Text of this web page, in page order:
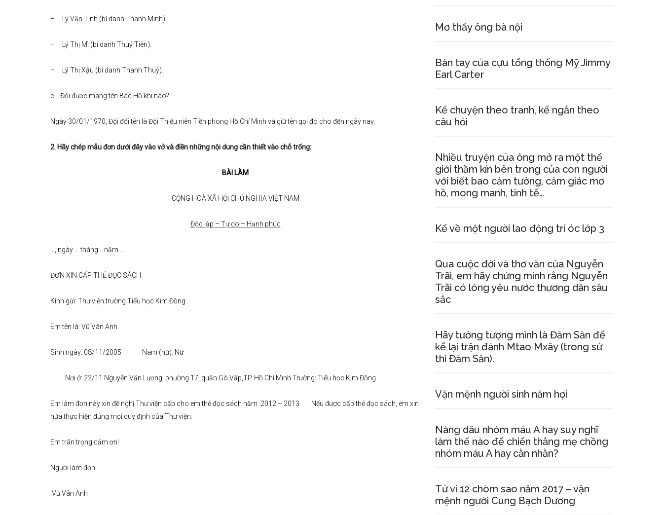
– Lý Văn Tịnh (bí danh Thanh Minh).
– Lý Thị Mì (bí danh Thuỷ Tiên).
– Lý Thị Xậu (bí danh Thanh Thuỷ).
c. Đội được mang tên Bác Hồ khi nào?
Ngày 30/01/1970, Đội đổi tên là Đội Thiếu niên Tiền phong Hồ Chí Minh và giữ tên gọi đó cho đến ngày nay.
2. Hãy chép mẫu đơn dưới đây vào vở và điền những nội dung cần thiết vào chỗ trống:
BÀI LÀM
CỘNG HOÀ XÃ HỘI CHỦ NGHĨA VIỆT NAM
Độc lập – Tự do – Hạnh phúc
…, ngày … tháng .. năm ….
ĐƠN XIN CẤP THẺ ĐỌC SÁCH
Kính gửi: Thư viện trường Tiểu học Kim Đồng .
Em tên là: Vũ Vân Anh
Sinh ngày: 08/11/2005 Nam (nữ): Nữ
Nơi ở: 22/11 Nguyễn Văn Lượng, phường 17, quận Gò Vấp,TP. Hồ Chí Minh Trường: Tiểu học Kim Đồng.
Em làm đơn này xin đề nghị Thư viện cấp cho em thẻ đọc sách năm: 2012 – 2013. Nếu được cấp thẻ đọc sách, em xin
hứa thực hiện đúng mọi quy định của Thư viện.
Em trân trọng cảm ơn!
Người làm đơn
Vũ Vân Anh
Mơ thấy ông bà nội
Bàn tay của cựu tổng thống Mỹ Jimmy
Earl Carter
Kể chuyện theo tranh, kể ngắn theo
câu hỏi
Nhiều truyện của ông mở ra một thế
giới thầm kín bên trong của con người
với biết bao cảm tưởng, cảm giác mơ
hồ, mong manh, tinh tế…
Kể về một người lao động trí óc lớp 3
Qua cuộc đời và thơ văn của Nguyễn
Trãi, em hãy chứng minh rằng Nguyễn
Trãi có lòng yêu nước thương dân sâu
sắc
Hãy tưởng tượng mình là Đăm Săn để
kể lại trận đánh Mtao Mxây (trong sử
thi Đăm Săn).
Vận mệnh người sinh năm hợi
Nàng dâu nhóm máu A hay suy nghĩ
làm thế nào để chiến thắng mẹ chồng
nhóm máu A hay cằn nhằn?
Tử vi 12 chòm sao năm 2017 – vận
mệnh người Cung Bạch Dương